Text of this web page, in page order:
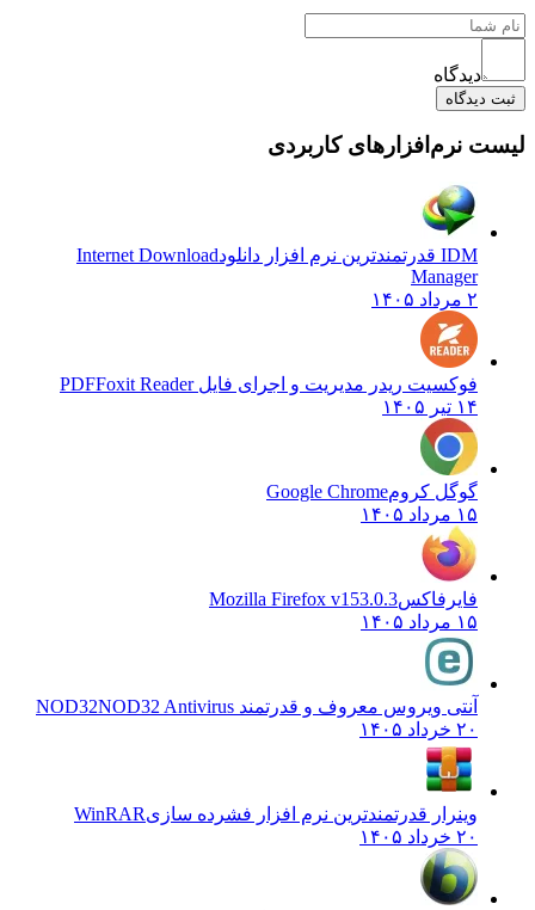
دیدگاه
ثبت دیدگاه
لیست نرم‌افزارهای کاربردی
IDM قدرتمندترین نرم افزار دانلود
Internet Download
Manager
۲ مرداد ۱۴۰۵
فوکسیت ریدر مدیریت و اجرای فایل PDFFoxit Reader
۱۴ تیر ۱۴۰۵
گوگل کرومGoogle Chrome
۱۵ مرداد ۱۴۰۵
فایرفاکسMozilla Firefox v153.0.3
۱۵ مرداد ۱۴۰۵
آنتی ویروس معروف و قدرتمند NOD32 NOD32 Antivirus
۲۰ خرداد ۱۴۰۵
وینرار قدرتمندترین نرم افزار فشرده سازیWinRAR
۲۰ خرداد ۱۴۰۵